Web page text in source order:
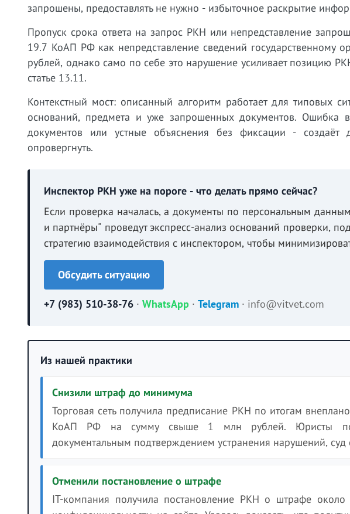
запрошены, предоставлять не нужно - избыточное раскрытие
Пропуск срока ответа на запрос РКН или непредставление
19.7 КоАП РФ как непредставление сведений
рублей, однако само по себе это нарушение усиливает позицию
статье 13.11.
Контекстный мост: описанный алгоритм работает для типовых
оснований, предмета и уже запрошенных документов.
документов или устные объяснения без фиксации - создаёт
опровергнуть.
Инспектор РКН уже на пороге - что делать прямо сейчас?
Если проверка началась, а документы по персональным
и партнёры" проведут экспресс-анализ оснований проверки,
стратегию взаимодействия с инспектором, чтобы
Обсудить ситуацию
+7 (983) 510-38-76 · WhatsApp · Telegram · info@vitvet.com
Из нашей практики
Снизили штраф до минимума
Торговая сеть получила предписание РКН по итогам
КоАП РФ на сумму свыше 1 млн рублей. Юристы
документальным подтверждением устранения нарушений,
Отменили постановление о штрафе
IT-компания получила постановление РКН о штрафе около